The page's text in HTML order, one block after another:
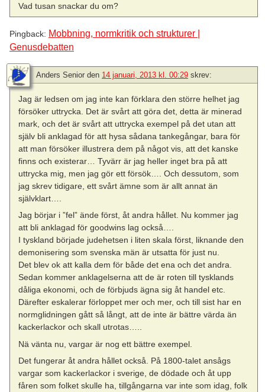
Vad tusan snackar du om?
Pingback: Mobbning, normkritik och strukturer |
Genusdebatten
Anders Senior den 14 januari, 2013 kl. 00:29 skrev:
Jag är ledsen om jag inte kan förklara den större helhet jag
försöker uttrycka. Det är svårt att göra det, detta är minerad
mark, och det är svårt att uttrycka exempel på det utan att
själv bli anklagad för att hysa sådana tankegångar, bara för
att man försöker illustrera dem på något vis, att det kanske
finns och existerar… Tyvärr är jag heller inget bra på att
uttrycka mig, men jag gör ett försök…. Och dessutom, som
jag skrev tidigare, ett svårt ämne som är allt annat än
självklart….
Jag börjar i ”fel” ände först, åt andra hållet. Nu kommer jag
att bli anklagad för goodwins lag också….
I tyskland började judehetsen i liten skala först, liknande den
demonisering som svenska män är utsatta för just nu.
Det blev ok att kalla dem för både det ena och det andra.
Sedan kommer anklagelserna att de är roten till tysklands
dåliga ekonomi, och de förbjuds ägna sig åt handel etc.
Därefter eskalerar förloppet mer och mer, och till sist har en
normglidningen gått så långt, att de inte är bättre värda än
kackerlackor och skall utrotas…..
Nä vänta nu, vargar är nog ett bättre exempel.
Det fungerar åt andra hållet också. På 1800-talet ansågs
vargar som kackerlackor i sverige, de dödade och åt upp
fåren som folket skulle ha, tillgångarna var inte som idag, folk